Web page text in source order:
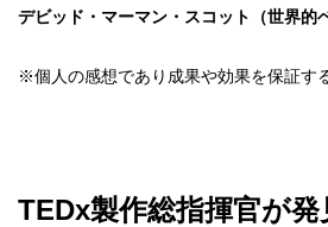
デビッド・マーマン・スコット（世界的
※個人の感想であり成果や効果を保証す
TEDx製作総指揮官が